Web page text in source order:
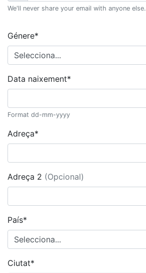
We'll never share your email with anyone else.
Génere*
Data naixement*
Format dd-mm-yyyy
Adreça*
Adreça 2 (Opcional)
País*
Ciutat*